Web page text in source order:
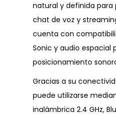
natural y definida para
chat de voz y
cuenta con
Sonic y audio espacial
posicionamiento
Gracias a su
puede utilizarse
inalámbrica 2.4 GHz,